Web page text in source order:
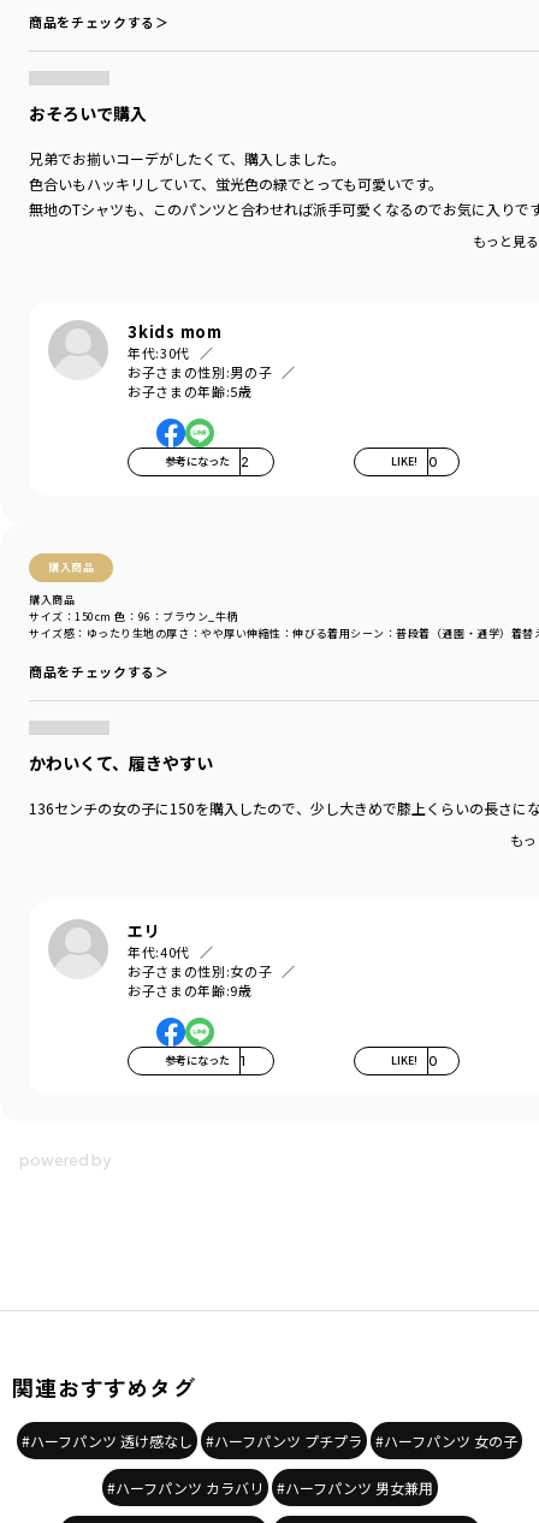
商品をチェックする＞
おそろいで購入
兄弟でお揃いコーデがしたくて、購入しました。
色合いもハッキリしていて、蛍光色の緑でとっても可愛いです。
無地のTシャツも、このパンツと合わせれば派手可愛くなるのでお気に入りで
もっと見
3kids mom
年代:30代
お子さまの性別:男の子
お子さまの年齢:5歳
参考になった 2 LIKE! 0
購入商品
購入商品
サイズ感 ：ゆったり 生地の厚さ ：やや厚い伸縮性 ：伸びる着用シーン ：普段着（通園・通学） 着替
サイズ：150cm 色：96：ブラウン_牛柄
商品をチェックする＞
かわいくて、履きやすい
136センチの女の子に150を購入したので、少し大きめで膝上くらいの長さ
も
エリ
年代:40代
お子さまの性別:女の子
お子さまの年齢:9歳
参考になった 1 LIKE! 0
関連おすすめタグ
#ハーフパンツ 透け感なし #ハーフパンツ プチプラ #ハーフパンツ 女の子
#ハーフパンツ カラバリ #ハーフパンツ 男女兼用